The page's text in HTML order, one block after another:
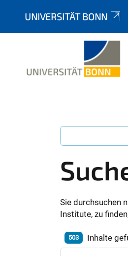
UNIVERSITÄT BONN
Sie durchsuchen
Institute, zu
503 Inhalte